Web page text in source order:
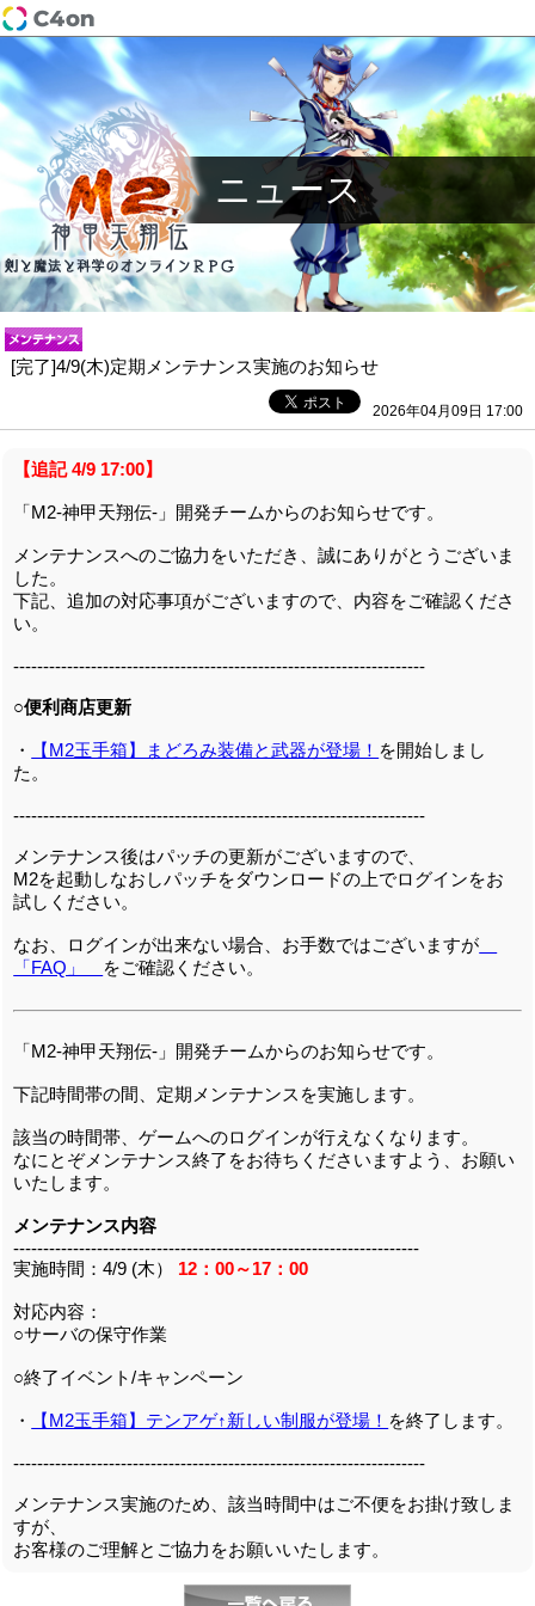
ニュース
[完了]4/9(木)定期メンテナンス実施のお知らせ
2026年04月09日 17:00
【追記 4/9 17:00】
「M2-神甲天翔伝-」開発チームからのお知らせです。
メンテナンスへのご協力をいただき、誠にありがとうございま
した。
下記、追加の対応事項がございますので、内容をご確認くださ
い。
---------------------------------------------------------------------
○便利商店更新
・ 【M2玉手箱】まどろみ装備と武器が登場！ を開始しまし
た。
---------------------------------------------------------------------
メンテナンス後はパッチの更新がございますので、
M2を起動しなおしパッチをダウンロードの上でログインをお
試しください。
なお、ログインが出来ない場合、お手数ではございますが
「FAQ」
をご確認ください。
「M2-神甲天翔伝-」開発チームからのお知らせです。
下記時間帯の間、定期メンテナンスを実施します。
該当の時間帯、ゲームへのログインが行えなくなります。
なにとぞメンテナンス終了をお待ちくださいますよう、お願い
いたします。
メンテナンス内容
--------------------------------------------------------------------
実施時間：4/9 (木） 12：00～17：00
対応内容：
○サーバの保守作業
○終了イベント/キャンペーン
・ 【M2玉手箱】テンアゲ↑新しい制服が登場！ を終了します。
---------------------------------------------------------------------
メンテナンス実施のため、該当時間中はご不便をお掛け致しま
すが、
お客様のご理解とご協力をお願いいたします。